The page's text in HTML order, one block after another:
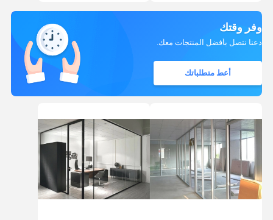
وفر وقتك
دعنا نتصل بأفضل المنتجات معك.
أعط متطلباتك